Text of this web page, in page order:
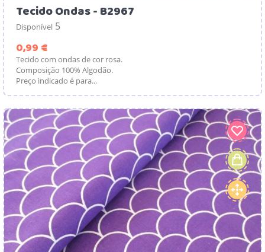
Tecido Ondas - B2967
Disponível 5
0,99 €
Tecido com ondas de cor rosa.
Composição 100% Algodão.
Preço indicado é para...